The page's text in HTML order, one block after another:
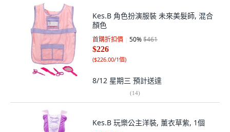
Kes.B 角色扮演服裝 未來美髮師, 混合
顏色
首購折扣價 50%$461
$226
($226.00/1個)
8/12 星期三 預計送達
(14)
Kes.B 玩樂公主洋裝, 薰衣草紫, 1個